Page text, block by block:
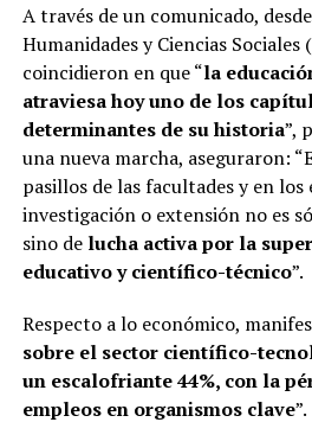
A través de un comunicado,
Humanidades y Ciencias Sociales
coincidieron en que “la
atraviesa hoy uno de los
determinantes de su historia”,
una nueva marcha, aseguraron:
pasillos de las facultades y en los
investigación o extensión no es
sino de lucha activa por la
educativo y científico-técnico”.
Respecto a lo económico,
sobre el sector científico-
un escalofriante 44%, con la
empleos en organismos clave”.